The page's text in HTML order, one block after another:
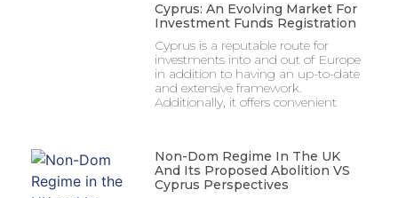
Cyprus: An Evolving Market For
Investment Funds Registration
Cyprus is a reputable route for
investments into and out of Europe
in addition to having an up-to-date
and extensive framework.
Additionally, it offers convenient
Non-Dom Regime In The UK
And Its Proposed Abolition VS
Cyprus Perspectives